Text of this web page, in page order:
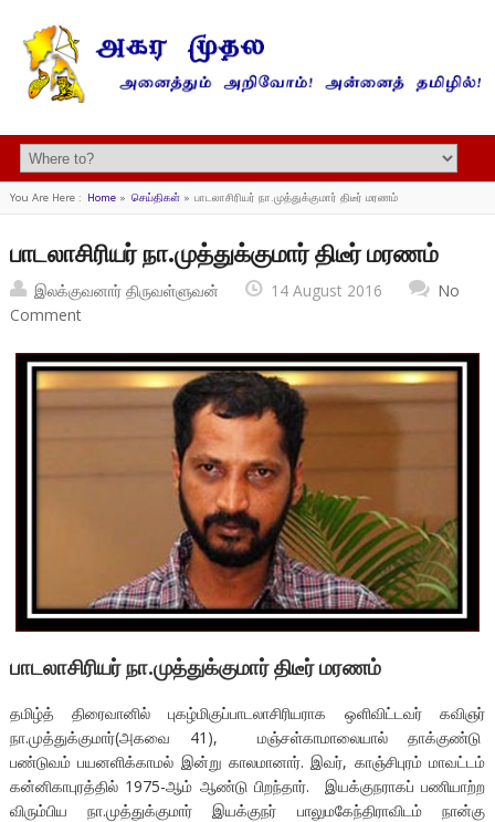
You Are Here : Home» செய்திகள்» பாடலாசிரியர் நா.முத்துக்குமார் திடீர் மரணம்
பாடலாசிரியர் நா.முத்துக்குமார் திடீர் மரணம்
இலக்குவனார் திருவள்ளுவன் 14 August 2016
No
Comment
பாடலாசிரியர் நா.முத்துக்குமார் திடீர் மரணம்
தமிழ்த் திரைவானில் புகழ்மிகுப்பாடலாசிரியராக ஒளிவிட்டவர் கவிஞர்
நா.முத்துக்குமார்(அகவை 41), மஞ்சள்காமாலையால் தாக்குண்டு
பண்டுவம் பயனளிக்காமல் இன்று காலமானார். இவர், காஞ்சிபுரம் மாவட்டம்
கன்னிகாபுரத்தில் 1975-ஆம் ஆண்டு பிறந்தார். இயக்குநராகப் பணியாற்ற
விரும்பிய நா.முத்துக்குமார் இயக்குநர் பாலுமகேந்திராவிடம் நான்கு